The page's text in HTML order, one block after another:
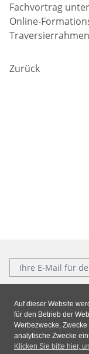
Auf dieser Website
für den Betrieb der
Werbezwecke,
analytische Zwecke
Klicken Sie bitte hier,
Fachvortrag
Online-
Zurück
E-Mail:
Facebook
Instagram
Xing